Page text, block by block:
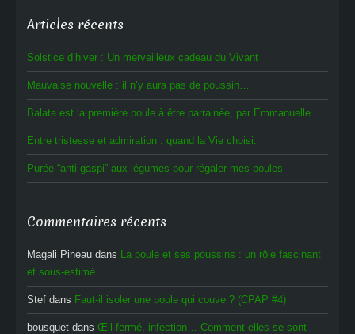
Articles récents
Solstice d’hiver : Un merveilleux cadeau du Vivant
Mauvaise nouvelle : il n’y aura pas de poussin…
Balata est la première poule à être parrainée, par Emmanuelle.
Entre tristesse et admiration : quand la Vie choisi.
Purée “anti-gaspi” aux légumes pour régaler mes poules
Commentaires récents
Magali Pineau dans La poule et ses poussins : un rôle fascinant
et sous-estimé
Stef dans Faut-il isoler une poule qui couve ? (CPAP #4)
bousquet dans Œil fermé, infection… Comment elles se sont